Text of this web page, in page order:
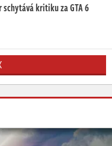
kritiku za GTA 6